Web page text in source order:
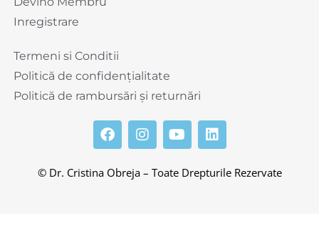
Inregistrare
Termeni si Conditii
Politică de confidențialitate
Politică de rambursări și returnări
© Dr. Cristina Obreja – Toate Drepturile Rezervate